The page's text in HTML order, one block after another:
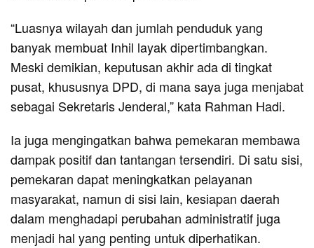
“Luasnya wilayah dan jumlah penduduk yang
banyak membuat Inhil layak dipertimbangkan.
Meski demikian, keputusan akhir ada di tingkat
pusat, khususnya DPD, di mana saya juga menjabat
sebagai Sekretaris Jenderal,” kata Rahman Hadi.
Ia juga mengingatkan bahwa pemekaran membawa
dampak positif dan tantangan tersendiri. Di satu sisi,
pemekaran dapat meningkatkan pelayanan
masyarakat, namun di sisi lain, kesiapan daerah
dalam menghadapi perubahan administratif juga
menjadi hal yang penting untuk diperhatikan.